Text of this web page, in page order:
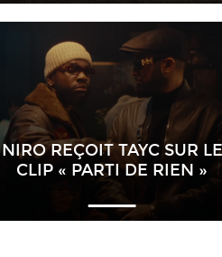
NIRO REÇOIT TAYC SUR LE
CLIP « PARTI DE RIEN »